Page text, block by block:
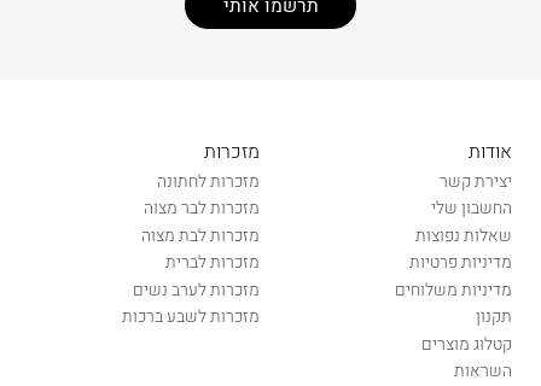
אודות
יצירת קשר
החשבון שלי
שאלות נפוצות
מדיניות פרטיות
מדיניות משלוחים
תקנון
קטלוג מוצרים
השראות
מזכרות
מזכרות לחתונה
מזכרות לבר מצוה
מזכרות לבת מצוה
מזכרות לברית
מזכרות לערב נשים
מזכרות לשבע ברכות